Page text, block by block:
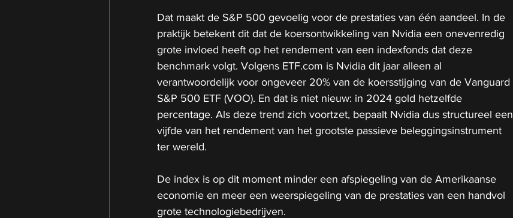
Dat maakt de S&P 500 gevoelig voor de prestaties van één aandeel. In de
praktijk betekent dit dat de koersontwikkeling van Nvidia een onevenredig
grote invloed heeft op het rendement van een indexfonds dat deze
benchmark volgt. Volgens ETF.com is Nvidia dit jaar alleen al
verantwoordelijk voor ongeveer 20% van de koersstijging van de Vanguard
S&P 500 ETF (VOO). En dat is niet nieuw: in 2024 gold hetzelfde
percentage. Als deze trend zich voortzet, bepaalt Nvidia dus structureel een
vijfde van het rendement van het grootste passieve beleggingsinstrument
ter wereld.
De index is op dit moment minder een afspiegeling van de Amerikaanse
economie en meer een weerspiegeling van de prestaties van een handvol
grote technologiebedrijven.